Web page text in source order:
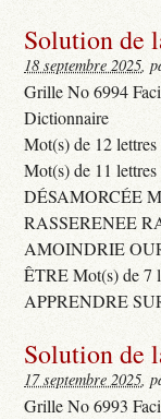
Solution de
18 septembre 2025,
Grille No 6994
Dictionnaire
Mot(s) de 12
Mot(s) de 11
DÉSAMORCÉE
RASSERENEE
AMOINDRIE
ÊTRE Mot(s) de
APPRENDRE
Solution de
17 septembre 2025,
Grille No 6993